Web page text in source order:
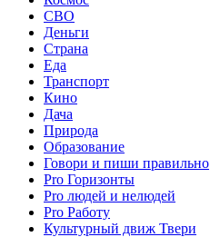
СВО
Деньги
Страна
Еда
Транспорт
Кино
Дача
Природа
Образование
Говори и пиши правильно
Pro Горизонты
Pro людей и нелюдей
Pro Работу
Культурный движ Твери